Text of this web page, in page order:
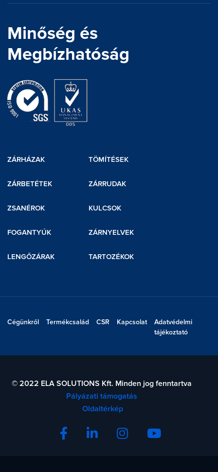
Minőség és
Megbízhatóság
ZÁRHÁZAK
ZÁRBETÉTEK
ZSANÉROK
FOGANTYÚK
LENGŐZÁRAK
TÖMÍTÉSEK
ZÁRRUDAK
KULCSOK
ZÁRNYELVEK
TARTOZÉKOK
Cégünkről Termékcsalád CSR Kapcsolat
Adatvédelmi
tájékoztató
© 2022 ELA SOLUTIONS Kft. Minden jog fenntartva
Pályázati támogatás
Oldaltérkép